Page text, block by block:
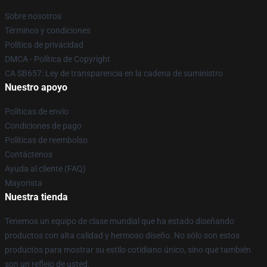
Sobre nosotros
Términos y condiciones
Política de privacidad
DMCA - Política de Copyright
CA SB657: Ley de transparencia en la cadena de suministro
Nuestro apoyo
Políticas de envío
Condiciones de pago
Políticas de reembolso
Contáctenos
Ayuda al cliente (FAQ)
Mayorista
Nuestra tienda
Tenemos un equipo de clase mundial que ha estado diseñando
productos con alta calidad y hermoso diseño. No sólo son estos
productos para mostrar su estilo cotidiano único, sino que también
son un reflejo de usted.